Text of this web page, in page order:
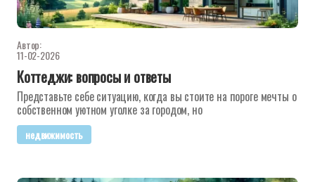
Автор:
11-02-2026
Коттеджи: вопросы и ответы
Представьте себе ситуацию, когда вы стоите на пороге мечты о
собственном уютном уголке за городом, но
недвижимость